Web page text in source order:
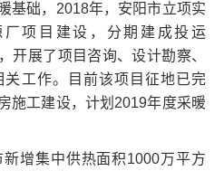
基础，2018年，安阳市立项实
项目建设，分期建成投运
开展了项目咨询、设计勘察、
工作。目前该项目征地已完
施工建设，计划2019年度采暖
增集中供热面积1000万平方